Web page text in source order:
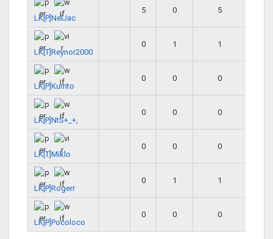
LK[P]NelJac
5 0 5
LK[T]Reynor2000
0 1 1
LK[P]Kurrito
0 0 0
LK[P]NtS+_+,
0 0 0
LK[T]Miklo
0 0 0
LK[P]Rogerr
0 1 1
LK[P]Pocoloco
0 0 0